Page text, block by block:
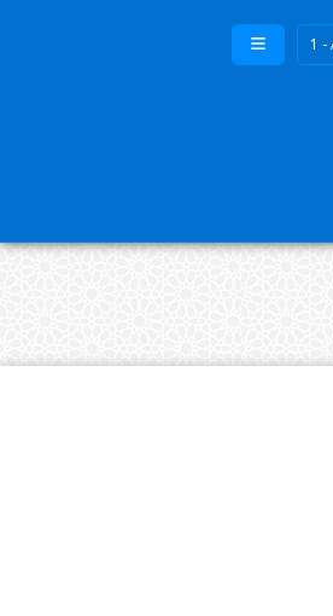
1 -